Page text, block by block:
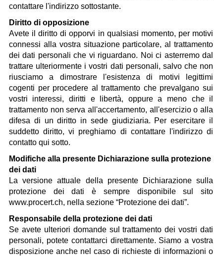
contattare l'indirizzo sottostante.
Diritto di opposizione
Avete il diritto di opporvi in qualsiasi momento, per motivi
connessi alla vostra situazione particolare, al trattamento
dei dati personali che vi riguardano. Noi ci asterremo dal
trattare ulteriormente i vostri dati personali, salvo che non
riusciamo a dimostrare l'esistenza di motivi legittimi
cogenti per procedere al trattamento che prevalgano sui
vostri interessi, diritti e libertà, oppure a meno che il
trattamento non serva all'accertamento, all'esercizio o alla
difesa di un diritto in sede giudiziaria. Per esercitare il
suddetto diritto, vi preghiamo di contattare l'indirizzo di
contatto qui sotto.
Modifiche alla presente Dichiarazione sulla protezione
dei dati
La versione attuale della presente Dichiarazione sulla
protezione dei dati è sempre disponibile sul sito
www.procert.ch, nella sezione “Protezione dei dati”.
Responsabile della protezione dei dati
Se avete ulteriori domande sul trattamento dei vostri dati
personali, potete contattarci direttamente. Siamo a vostra
disposizione anche nel caso di richieste di informazioni o